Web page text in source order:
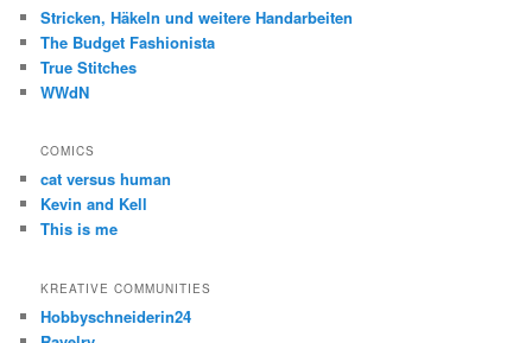
Stricken, Häkeln und weitere Handarbeiten
The Budget Fashionista
True Stitches
WWdN
COMICS
cat versus human
Kevin and Kell
This is me
KREATIVE COMMUNITIES
Hobbyschneiderin24